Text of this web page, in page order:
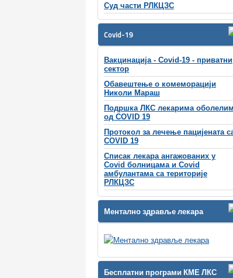
Суд части РЛКЦЗС
Covid-19
Вакцинација - Covid-19 - приватни
сектор
Обавештење о комеморацији
Николи Мараш
Подршка ЛКС лекарима оболелим
од COVID 19
Протокол за лечење пацијената
COVID 19
Списак лекара ангажованих у
Covid болницама и Covid
амбулантама са територије
РЛКЦЗС
Ментално здравље лекара
Бесплатни програми КМЕ ЛКС